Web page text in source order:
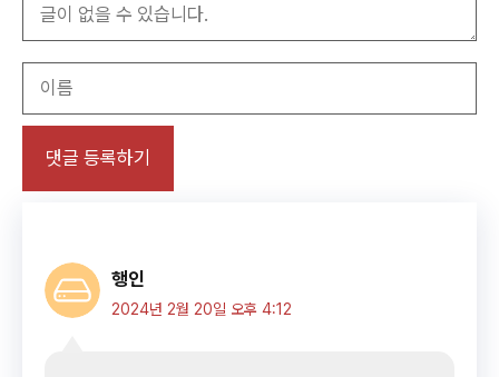
름
행인
2024년 2월 20일 오후 4:12